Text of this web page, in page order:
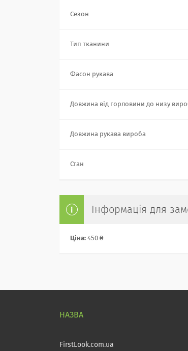
Сезон
Тип тканини
Фасон рукава
Довжина від горловини до низу
Довжина рукава вироба
Стан
Інформація для
Ціна: 450 ₴
FirstLook.com.ua